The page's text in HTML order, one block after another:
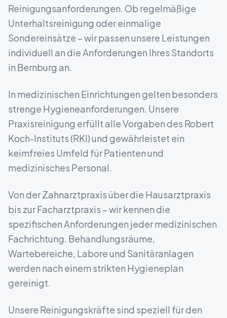
Reinigungsanforderungen. Ob regelmäßige
Unterhaltsreinigung oder einmalige
Sondereinsätze – wir passen unsere Leistungen
individuell an die Anforderungen Ihres Standorts
in Bernburg an.
In medizinischen Einrichtungen gelten besonders
strenge Hygieneanforderungen. Unsere
Praxisreinigung erfüllt alle Vorgaben des Robert
Koch-Instituts (RKI) und gewährleistet ein
keimfreies Umfeld für Patienten und
medizinisches Personal.
Von der Zahnarztpraxis über die Hausarztpraxis
bis zur Facharztpraxis – wir kennen die
spezifischen Anforderungen jeder medizinischen
Fachrichtung. Behandlungsräume,
Wartebereiche, Labore und Sanitäranlagen
werden nach einem strikten Hygieneplan
gereinigt.
Unsere Reinigungskräfte sind speziell für den